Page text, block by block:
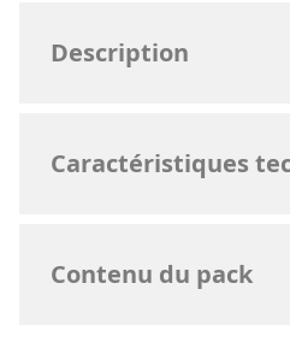
Description
Caractéristiques
Contenu du pack